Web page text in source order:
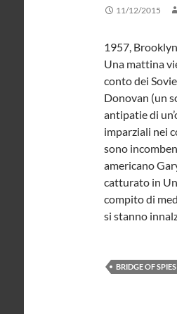
11/12/2015
1957,
Una mattina
conto dei
Donovan (un
antipatie di
imparziali nei
sono
americano
catturato in
compito di
si stanno
BRIDGE OF SPIES